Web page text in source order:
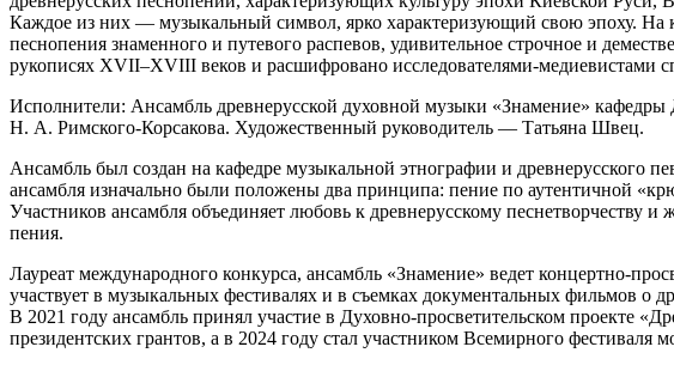
Каждое из них — музыкальный символ, ярко характеризующий свою эпоху. На
песнопения знаменного и путевого распевов, удивительное строчное и
рукописях XVII–XVIII веков и расшифровано исследователями-медиевистами
Исполнители: Ансамбль древнерусской духовной музыки «Знамение» кафедры
Н. А. Римского-Корсакова. Художественный руководитель — Татьяна Швец.
Ансамбль был создан на кафедре музыкальной этнографии и древнерусского
ансамбля изначально были положены два принципа: пение по аутентичной
Участников ансамбля объединяет любовь к древнерусскому песнетворчеству
пения.
Лауреат международного конкурса, ансамбль «Знамение» ведет концертно-
участвует в музыкальных фестивалях и в съемках документальных фильмов о
В 2021 году ансамбль принял участие в Духовно-просветительском проекте
президентских грантов, а в 2024 году стал участником Всемирного фестиваля